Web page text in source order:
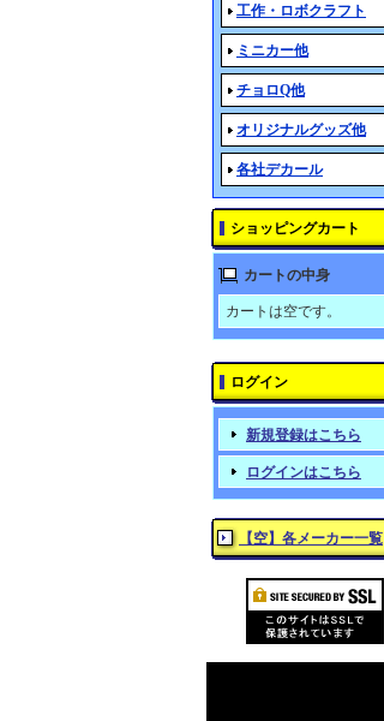
工作・ロボクラフト
ミニカー他
チョロQ他
オリジナルグッズ他
各社デカール
ショッピングカート
カートの中身
カートは空です。
ログイン
新規登録はこちら
ログインはこちら
【空】各メーカー一覧